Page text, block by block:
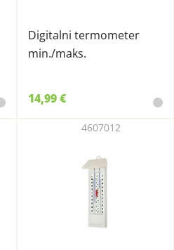
Digitalni termometer
min./maks.
14,99 €
4607012